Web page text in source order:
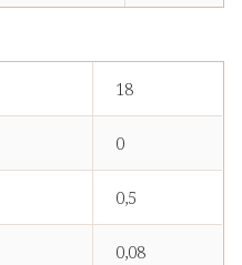
18
0
0,5
0,08